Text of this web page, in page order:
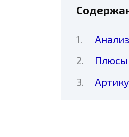
Анализ